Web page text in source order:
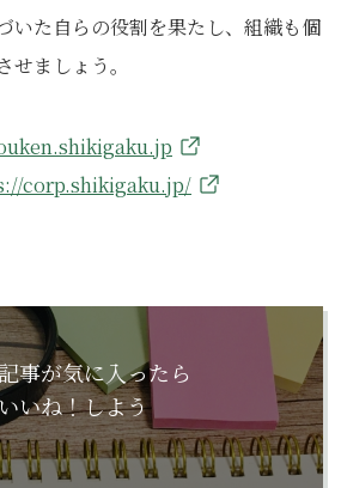
いた自らの役割を果たし、組織も個
ましょう。
corp.shikigaku.jp/
事が気に入ったら
いいね！しよう